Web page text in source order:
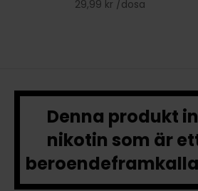
29,99 kr /dosa
Denna produkt
nikotin som är